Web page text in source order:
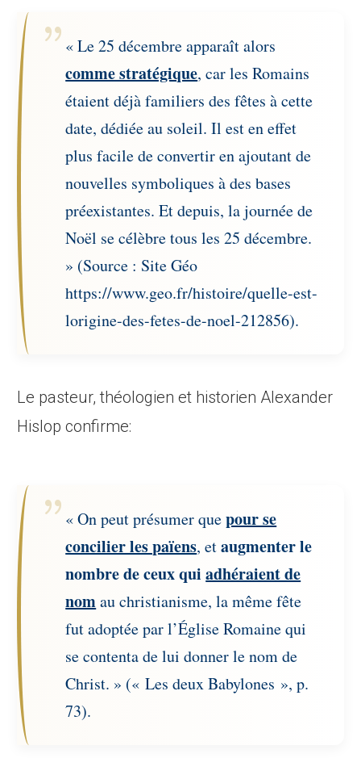
« Le 25 décembre apparaît alors
comme stratégique, car les Romains
étaient déjà familiers des fêtes à cette
date, dédiée au soleil. Il est en effet
plus facile de convertir en ajoutant de
nouvelles symboliques à des bases
préexistantes. Et depuis, la journée de
Noël se célèbre tous les 25 décembre.
» (Source : Site Géo
https://www.geo.fr/histoire/quelle-est-
lorigine-des-fetes-de-noel-212856).
Le pasteur, théologien et historien Alexander
Hislop confirme:
« On peut présumer quepour se
concilier les païens, etaugmenter le
nombre de ceux quiadhéraient de
nomau christianisme, la même fête
fut adoptée par l’Église Romaine qui
se contenta de lui donner le nom de
Christ. » (« Les deux Babylones », p.
73).